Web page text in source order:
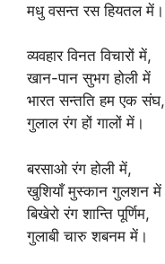
मधु वसन्त रस हियतल में।
व्यवहार विनत विचारों में,
खान-पान सुभग होली में
भारत सन्तति हम एक संघ,
गुलाल रंग हों गालों में।
बरसाओ रंग होली में,
खुशियाँ मुस्कान गुलशन में
बिखेरो रंग शान्ति पूर्णिम,
गुलाबी चारु शबनम में।